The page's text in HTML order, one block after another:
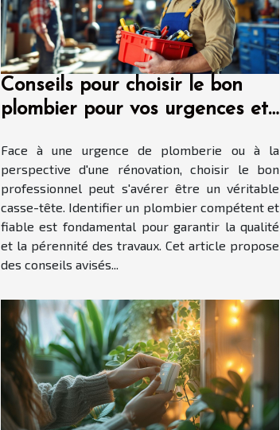
Conseils pour choisir le bon
plombier pour vos urgences et
Face à une urgence de plomberie ou à la
perspective d'une rénovation, choisir le bon
professionnel peut s'avérer être un véritable
casse-tête. Identifier un plombier compétent et
fiable est fondamental pour garantir la qualité
et la pérennité des travaux. Cet article propose
des conseils avisés...